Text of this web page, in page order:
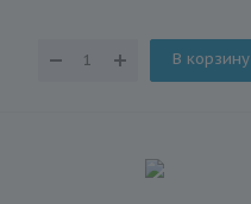
В корзину